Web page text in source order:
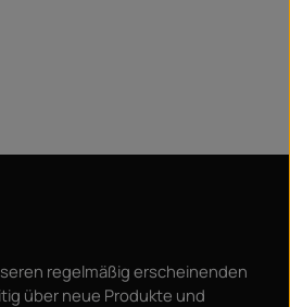
regelmäßig erscheinenden
über neue Produkte und